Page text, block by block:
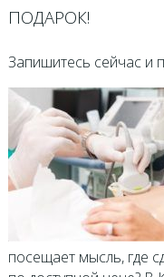
ПОДАРОК!
Запишитесь сейчас и
посещает мысль, где